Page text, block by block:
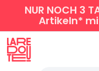
NUR NOCH 3
Artikeln*